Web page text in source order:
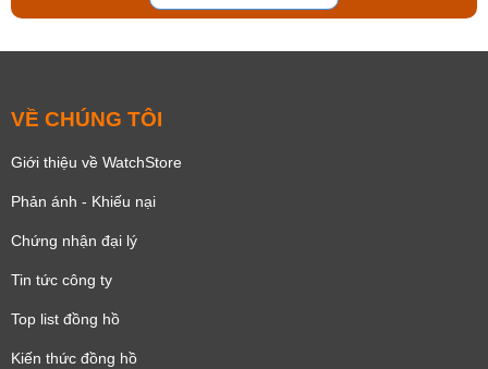
VỀ CHÚNG TÔI
Giới thiệu về WatchStore
Phản ánh - Khiếu nại
Chứng nhận đại lý
Tin tức công ty
Top list đồng hồ
Kiến thức đồng hồ